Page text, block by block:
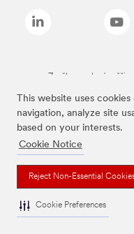
This website uses
navigation, analyze site
based on your interests.
Cookie Notice
Reject Non-Essential
Cookie Preferences
Značky uvedené